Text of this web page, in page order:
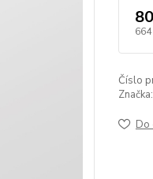
664
Číslo
Značka:
Do